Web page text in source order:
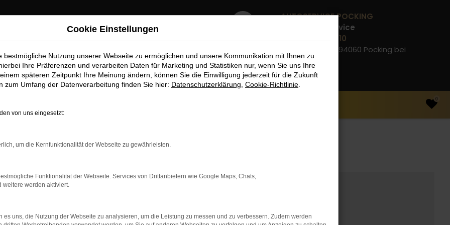
in Pocking
910 99 48
2, 94060
bei Passau
UNFALLNOTRUF
Jetzt anrufen - wir
08531 910 99 27
AUTOSERVICE POCKING
Werkstatt-Service
08531 910 99 10
Gewerbering 2, 94060 Pocking bei
Passau
0
FAHRZEUGBESTAND
Cookie Einstellungen
bestmögliche Nutzung unserer Webseite zu ermöglichen und unsere Kommunikation mit Ihnen zu
Ihre Präferenzen und verarbeiten Daten für Marketing und Statistiken nur, wenn Sie uns Ihre
späteren Zeitpunkt Ihre Meinung ändern, können Sie die Einwilligung jederzeit für die Zukunft
zum Umfang der Datenverarbeitung finden Sie hier: Datenschutzerklärung Cookie-Richtlinie
von uns eingesetzt:
um die Kernfunktionalität der Webseite zu gewährleisten.
Funktionalität der Webseite. Services von Drittanbietern wie Google Maps, Chats,
weitere werden aktiviert.
es uns, die Nutzung der Webseite zu analysieren, um die Leistung zu messen und zu verbessern. Zudem werden